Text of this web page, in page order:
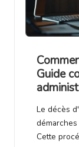
fi
n
a
n
c
e
Guide
Le décès
Cette